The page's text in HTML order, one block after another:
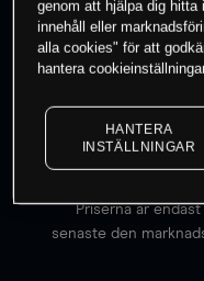
Priserna är
senaste den
genom att hjälpa dig hitta
innehåll eller
alla cookies" för att
hantera
HANTERA
INSTÄLLNINGAR